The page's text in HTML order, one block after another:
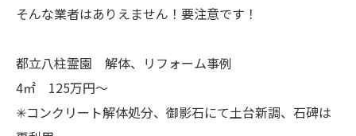
そんな業者はありえません！要注意です！
都立八柱霊園 解体、リフォーム事例
4㎡ 125万円～
✳コンクリート解体処分、御影石にて土台新調、石碑は